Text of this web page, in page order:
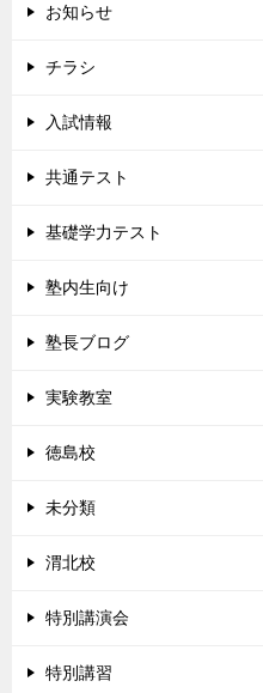
お知らせ
チラシ
入試情報
共通テスト
基礎学力テスト
塾内生向け
塾長ブログ
実験教室
徳島校
未分類
渭北校
特別講演会
特別講習